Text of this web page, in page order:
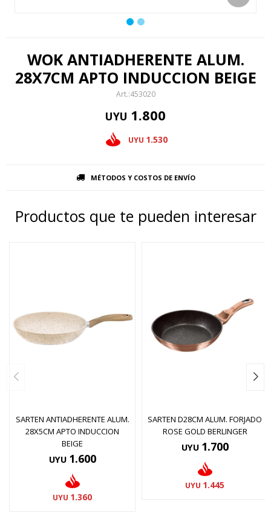
WOK ANTIADHERENTE ALUM.
28X7CM APTO INDUCCION BEIGE
453020
UYU 1.800
UYU 1.530
MÉTODOS Y COSTOS DE ENVÍO
Productos que te pueden interesar
SARTEN ANTIADHERENTE ALUM.
28X5CM APTO INDUCCION
BEIGE
UYU 1.600
UYU 1.360
SARTEN D28CM ALUM. FORJADO
ROSE GOLD BERLINGER
UYU 1.700
UYU 1.445